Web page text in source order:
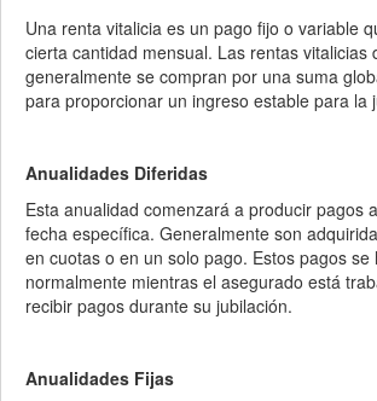
Una renta vitalicia es un pago fijo o variable
cierta cantidad mensual. Las rentas vitalicias
generalmente se compran por una suma
para proporcionar un ingreso estable para la
Anualidades Diferidas
Esta anualidad comenzará a producir pagos
fecha específica. Generalmente son
en cuotas o en un solo pago. Estos pagos se
normalmente mientras el asegurado está
recibir pagos durante su jubilación.
Anualidades Fijas